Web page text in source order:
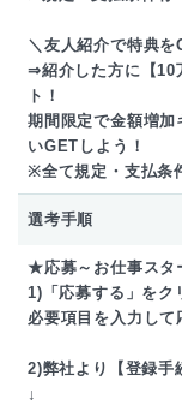
＼友人紹介で特典
⇒紹介した方に【10
ト！
期間限定で金額増
いGETしよう！
※全て規定・支払条
選考手順
★応募～お仕事スタ
1)「応募する」をク
必要項目を入力して
2)弊社より【登録手
↓